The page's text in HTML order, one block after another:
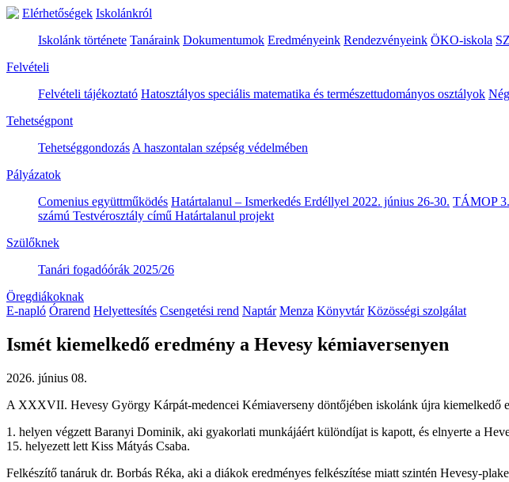
Elérhetőségek Iskolánkról
Iskolánk története Tanáraink Dokumentumok Eredményeink Rendezvényeink ÖKO-iskola
Felvételi
Felvételi tájékoztató Hatosztályos speciális matematika és természettudományos osztályok
Tehetségpont
Tehetséggondozás A haszontalan szépség védelmében
Pályázatok
Comenius együttműködés Határtalanul – Ismerkedés Erdéllyel 2022. június 26-30. TÁMOP
számú Testvérosztály című Határtalanul projekt
Szülőknek
Tanári fogadóórák 2025/26
Öregdiákoknak
E-napló Órarend Helyettesítés Csengetési rend Naptár Menza Könyvtár Közösségi szolgálat
Ismét kiemelkedő eredmény a Hevesy kémiaversenyen
2026. június 08.
A XXXVII. Hevesy György Kárpát-medencei Kémiaverseny döntőjében iskolánk újra kiemelkedő
1. helyen végzett Baranyi Dominik, aki gyakorlati munkájáért különdíjat is kapott, és elnyerte a
15. helyezett lett Kiss Mátyás Csaba.
Felkészítő tanáruk dr. Borbás Réka, aki a diákok eredményes felkészítése miatt szintén Hevesy-